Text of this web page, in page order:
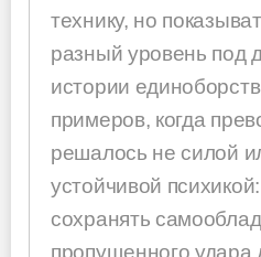
технику, но
разный уровень под
истории
примеров, когда
решалось не силой
устойчивой
сохранять
пропущенного удара